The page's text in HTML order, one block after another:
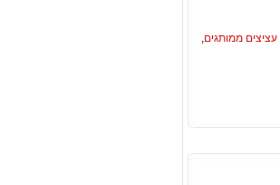
עציצים ממותגים,